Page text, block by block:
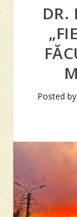
DR.
Posted by